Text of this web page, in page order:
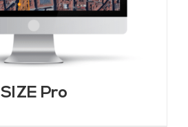
SIZE Pro